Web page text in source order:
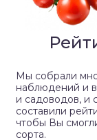
Мы собрали
наблюдений и
и садоводов, и
составили
чтобы Вы
сорта.